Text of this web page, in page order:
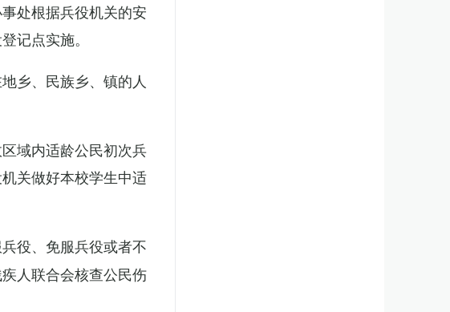
处根据兵役机关的安
记点实施。
乡、民族乡、镇的人
域内适龄公民初次兵
关做好本校学生中适
役、免服兵役或者不
人联合会核查公民伤